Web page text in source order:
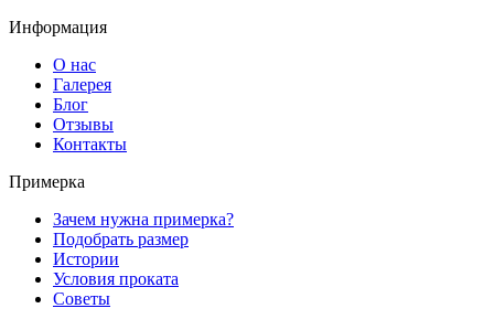
Информация
О нас
Галерея
Блог
Отзывы
Контакты
Примерка
Зачем нужна примерка?
Подобрать размер
Истории
Условия проката
Советы